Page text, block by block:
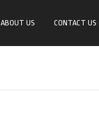
ABOUT US CONTACT US